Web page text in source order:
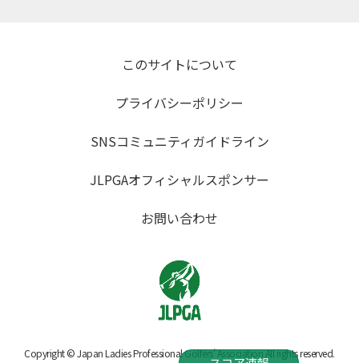
このサイトについて
プライバシーポリシー
SNSコミュニティガイドライン
JLPGAオフィシャルスポンサー
お問い合わせ
Copyright © Japan Ladies Professional Golfers' Association All rights reserved.